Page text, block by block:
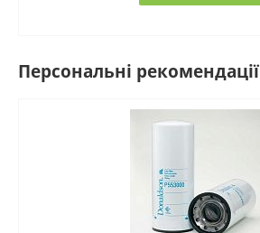
Персональні рекомендації